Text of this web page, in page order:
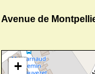
Avenue de
+